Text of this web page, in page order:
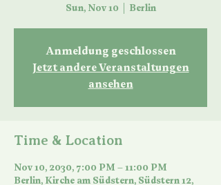
Sun, Nov 10 Berlin
Anmeldung geschlossen
Jetzt andere Veranstaltungen
ansehen
Time & Location
Nov 10, 2030, 7:00 PM – 11:00 PM
Berlin, Kirche am Südstern, Südstern 12,